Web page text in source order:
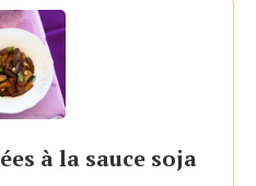
à la sauce soja